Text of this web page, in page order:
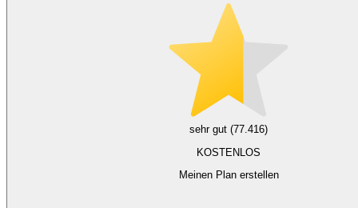
sehr gut (77.416)
KOSTENLOS
Meinen Plan erstellen